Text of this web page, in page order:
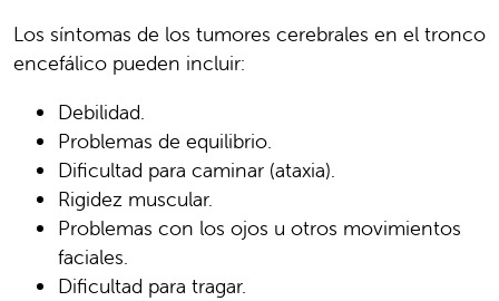
Los síntomas de los tumores cerebrales en el tronco
encefálico pueden incluir:
Debilidad.
Problemas de equilibrio.
Dificultad para caminar (ataxia).
Rigidez muscular.
Problemas con los ojos u otros movimientos
faciales.
Dificultad para tragar.